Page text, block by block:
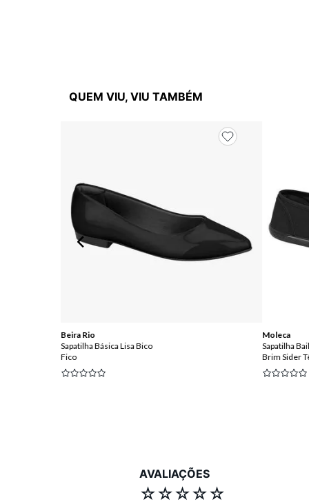
QUEM VIU, VIU TAMBÉM
Beira Rio
Sapatilha Básica Lisa Bico
Fico
Moleca
Sapatilha
Brim Sider
AVALIAÇÕES
☆☆☆☆☆